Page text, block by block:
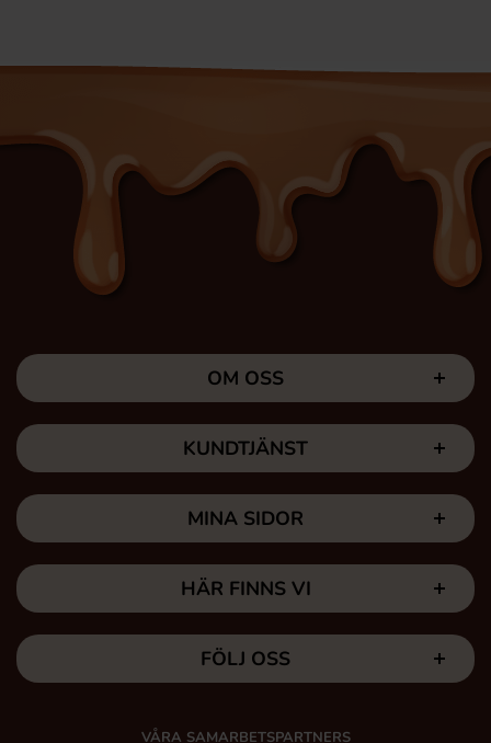
OM OSS
KUNDTJÄNST
MINA SIDOR
HÄR FINNS VI
FÖLJ OSS
VÅRA SAMARBETSPARTNERS